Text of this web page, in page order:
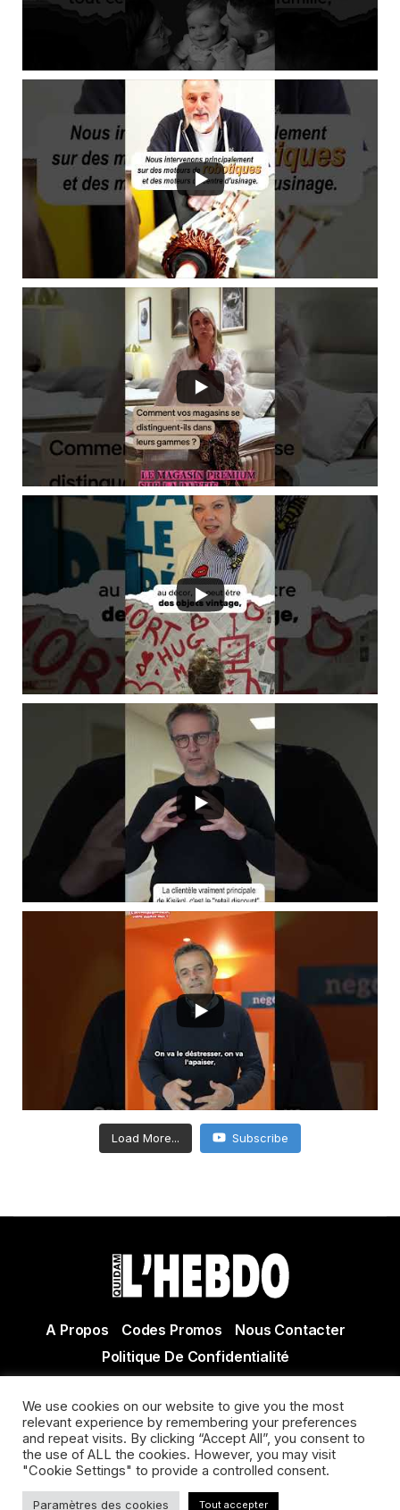
Load More... Subscribe
A Propos Codes Promos
Nous Contacter
Politique De Confidentialité
Actualité Agen - Actualité en lot et Garonne - Actualité
Villeneuve sur Lot
We use cookies on our website to give you the most
relevant experience by remembering your preferences
and repeat visits. By clicking “Accept All”, you consent to
the use of ALL the cookies. However, you may visit
"Cookie Settings" to provide a controlled consent.
Paramètres des cookies Tout accepter